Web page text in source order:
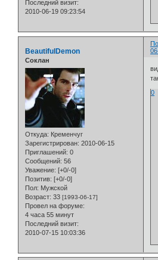
Последний визит:
2010-06-19 09:23:54
BeautifulDemon
Cоклан
Откуда: Кременчуг
Зарегистрирован: 2010-06-15
Приглашений: 0
Сообщений: 56
Уважение: [+0/-0]
Позитив: [+0/-0]
Пол: Мужской
Возраст: 33 [1993-06-17]
Провел на форуме:
4 часа 55 минут
Последний визит:
2010-07-15 10:03:36
0